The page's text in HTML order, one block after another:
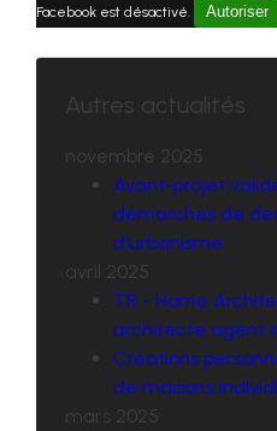
Facebook est désactivé. Autoriser
Autres actualités
novembre 2025
Avant-projet
démarches de
d'urbanisme
avril 2025
TR - Home
architecte agent
Créations
de maisons
mars 2025